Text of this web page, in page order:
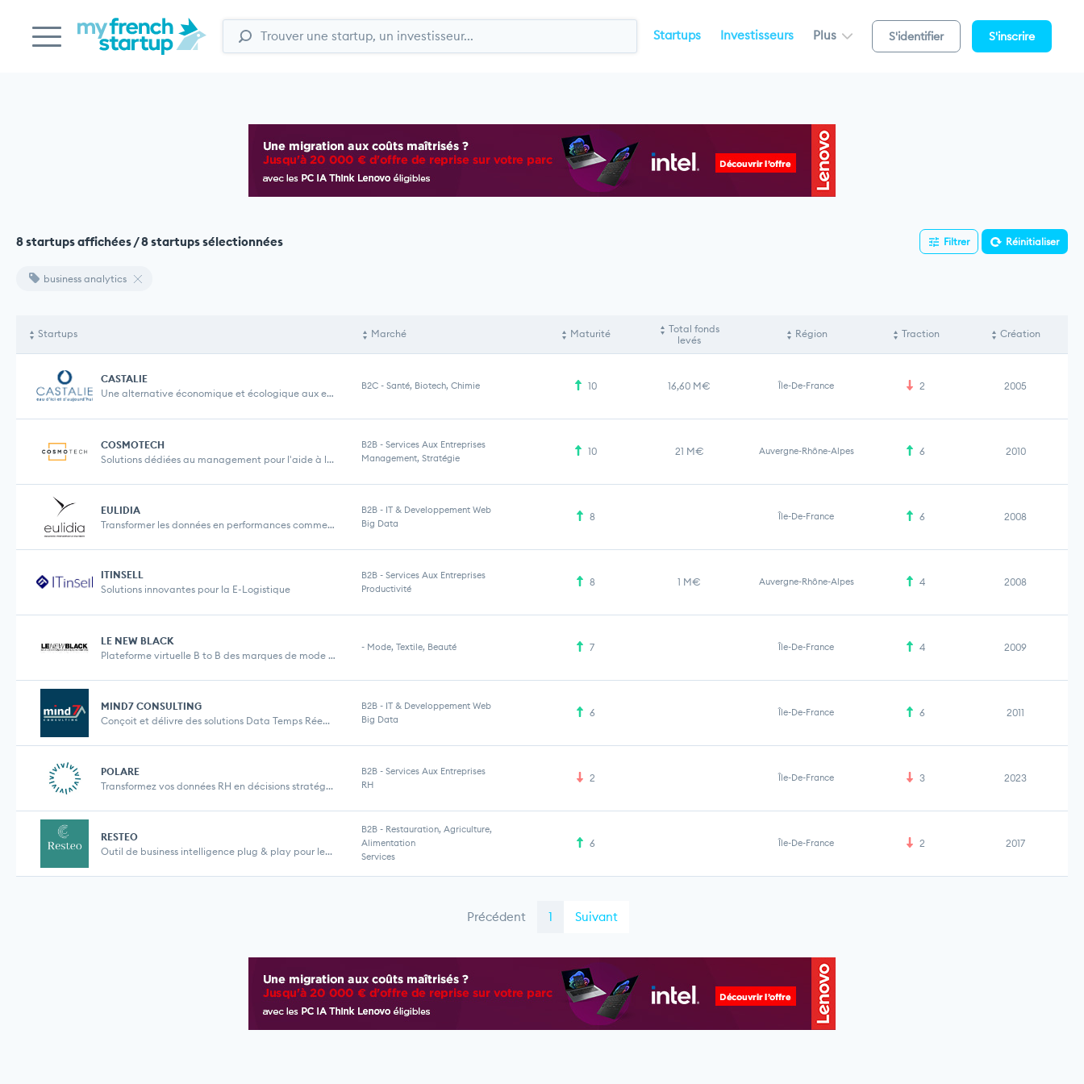
Startups Investisseurs Plus S'identifier S'inscrire
8 startups affichées / 8 startups sélectionnées Filtrer Réinitialiser
business analytics
Startups Marché Maturité
Total fonds
levés
Région Traction Création
CASTALIE
Une alternative économique et écologique aux eau...
B2C - Santé, Biotech, Chimie 10 16,60 M€ Île-De-France 2 2005
COSMOTECH
Solutions dédiées au management pour l'aide à l...
B2B - Services Aux Entreprises
Management, Stratégie
10 21 M€ Auvergne-Rhône-Alpes 6 2010
EULIDIA
Transformer les données en performances commercia...
B2B - IT & Developpement Web
Big Data
8 Île-De-France 6 2008
ITINSELL
Solutions innovantes pour la E-Logistique
B2B - Services Aux Entreprises
Productivité
8 1 M€ Auvergne-Rhône-Alpes 4 2008
LE NEW BLACK
Plateforme virtuelle B to B des marques de mode et...
- Mode, Textile, Beauté 7 Île-De-France 4 2009
MIND7 CONSULTING
Conçoit et délivre des solutions Data Temps Rée...
B2B - IT & Developpement Web
Big Data
6 Île-De-France 6 2011
POLARE
Transformez vos données RH en décisions stratég...
B2B - Services Aux Entreprises
RH
2 Île-De-France 3 2023
RESTEO
Outil de business intelligence plug & play pour le...
B2B - Restauration, Agriculture,
Alimentation
Services
6 Île-De-France 2 2017
Précédent 1 Suivant